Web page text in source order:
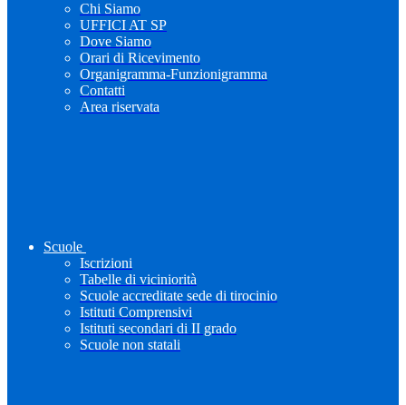
Chi Siamo
UFFICI AT SP
Dove Siamo
Orari di Ricevimento
Organigramma-Funzionigramma
Contatti
Area riservata
Scuole
Iscrizioni
Tabelle di viciniorità
Scuole accreditate sede di tirocinio
Istituti Comprensivi
Istituti secondari di II grado
Scuole non statali